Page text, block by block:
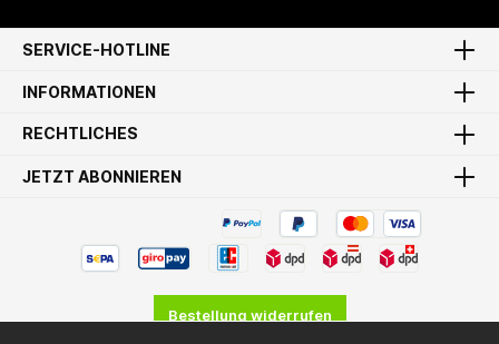
SERVICE-HOTLINE
INFORMATIONEN
RECHTLICHES
JETZT ABONNIEREN
Bestellung widerrufen